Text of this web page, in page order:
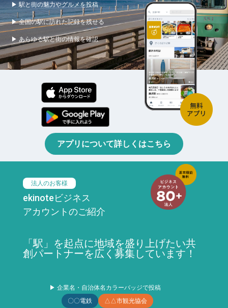
▶ 駅と街の魅力やグルメを投稿
▶ 全国の駅に訪れた記録を残せる
▶ あらゆる駅と街の情報を確認
アプリについて詳しくはこちら
法人のお客様
ekinoteビジネス
アカウントのご紹介
「駅」を起点に地域を盛り上げたい共
創パートナーを広く募集しています！
▶ 企業名・自治体名カラーバッジで投稿
〇〇電鉄
△△市観光協会